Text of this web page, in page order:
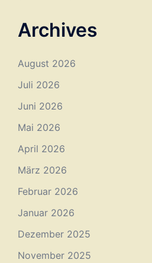
Archives
August 2026
Juli 2026
Juni 2026
Mai 2026
April 2026
März 2026
Februar 2026
Januar 2026
Dezember 2025
November 2025